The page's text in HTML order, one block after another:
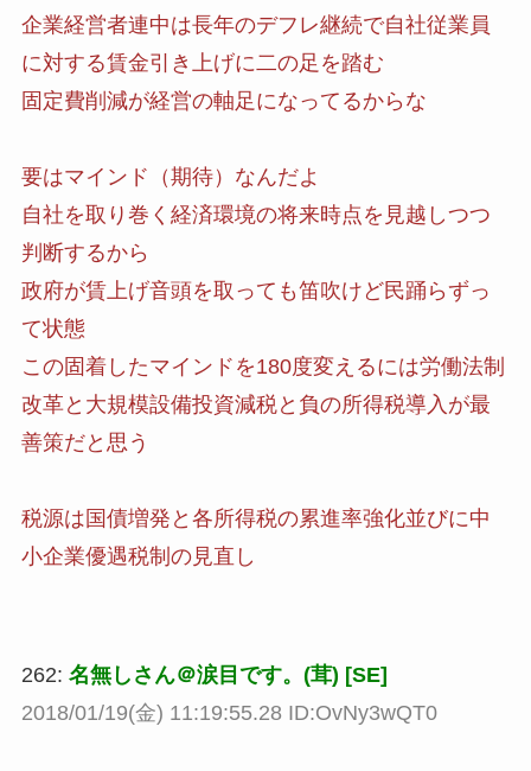
企業経営者連中は長年のデフレ継続で自社従業員
に対する賃金引き上げに二の足を踏む
固定費削減が経営の軸足になってるからな
要はマインド（期待）なんだよ
自社を取り巻く経済環境の将来時点を見越しつつ
判断するから
政府が賃上げ音頭を取っても笛吹けど民踊らずっ
て状態
この固着したマインドを180度変えるには労働法制
改革と大規模設備投資減税と負の所得税導入が最
善策だと思う
税源は国債増発と各所得税の累進率強化並びに中
小企業優遇税制の見直し
262: 名無しさん＠涙目です。(茸) [SE]
2018/01/19(金) 11:19:55.28 ID:OvNy3wQT0